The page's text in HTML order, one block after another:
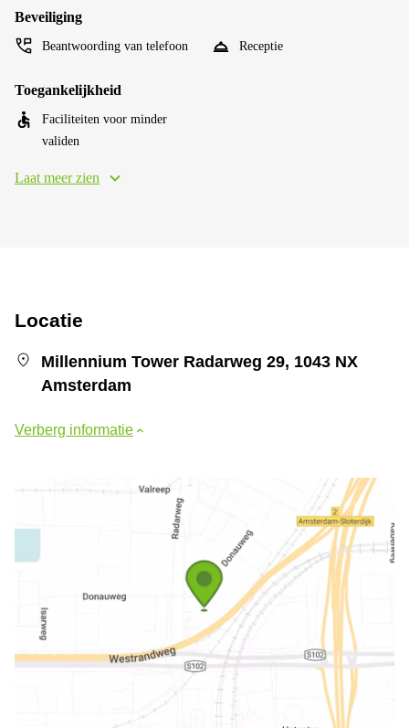
Beveiliging
Beantwoording van telefoon Receptie
Toegankelijkheid
Faciliteiten voor minder
validen
Laat meer zien
Locatie
Millennium Tower Radarweg 29, 1043 NX
Amsterdam
Verberg informatie